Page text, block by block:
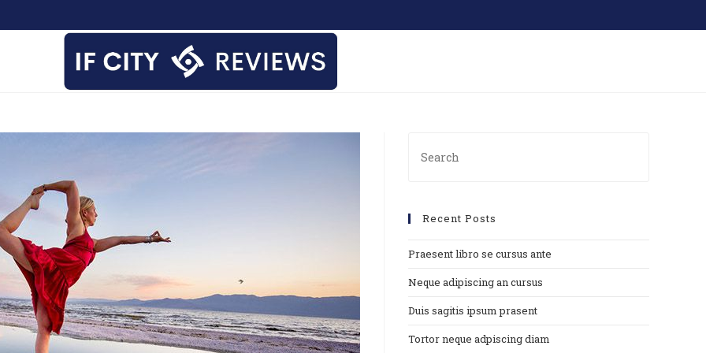
Recent Posts
Praesent libro se cursus ante
Neque adipiscing an cursus
Duis sagitis ipsum prasent
Tortor neque adpiscing diam